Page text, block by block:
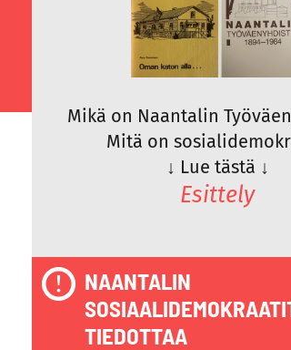
Mikä on Naantalin
Mitä on
↓ Lue tästä ↓
Esittely
NAANTALIN
TIEDOTTAA